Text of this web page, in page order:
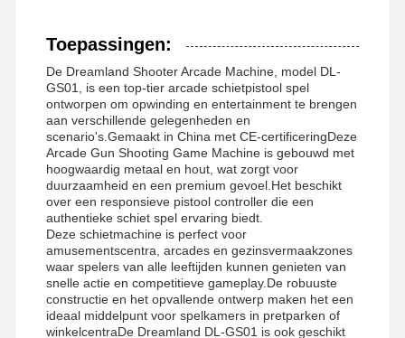
Alle Gevallen
Vraag Een
Offerte Aan
speelmachine voor kinderen
Auto Racing Game Machine
shooter arcade machine
Het Spelmachine van de kaartjesafkoop
Toepassingen:
De Dreamland Shooter Arcade Machine, model DL-
GS01, is een top-tier arcade schietpistool spel
ontworpen om opwinding en entertainment te brengen
aan verschillende gelegenheden en
scenario's.Gemaakt in China met CE-certificeringDeze
Arcade Gun Shooting Game Machine is gebouwd met
hoogwaardig metaal en hout, wat zorgt voor
duurzaamheid en een premium gevoel.Het beschikt
over een responsieve pistool controller die een
authentieke schiet spel ervaring biedt.
Deze schietmachine is perfect voor
amusementscentra, arcades en gezinsvermaakzones
waar spelers van alle leeftijden kunnen genieten van
snelle actie en competitieve gameplay.De robuuste
constructie en het opvallende ontwerp maken het een
ideaal middelpunt voor spelkamers in pretparken of
winkelcentraDe Dreamland DL-GS01 is ook geschikt